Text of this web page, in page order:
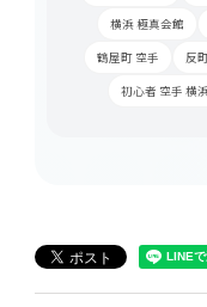
横浜 極真会館
鶴屋町 空手
反
初心者 空手 横